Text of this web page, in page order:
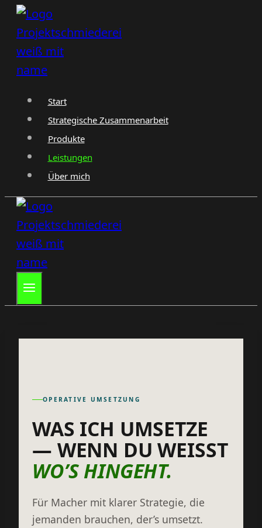
Zum
Inhalt
springen
Start
Strategische Zusammenarbeit
Produkte
Leistungen
Über mich
OPERATIVE UMSETZUNG
WAS ICH UMSETZE
— WENN DU WEISST
WO’S HINGEHT.
Für Macher mit klarer Strategie, die
jemanden brauchen, der’s umsetzt.